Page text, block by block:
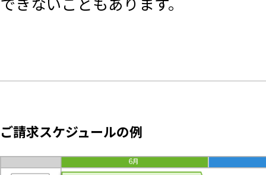
ご請求スケジュールの例